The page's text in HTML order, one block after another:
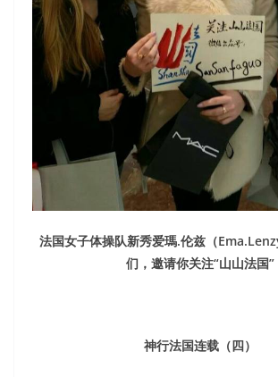
法国女子体操队新秀爱瑪.伦兹（
们，邀请你关注“山山法国”
神行法国连载（四）